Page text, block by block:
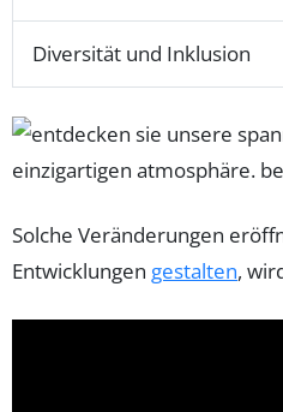
Diversität und Inklusion
Solche Veränderungen
Entwicklungen gestalten,